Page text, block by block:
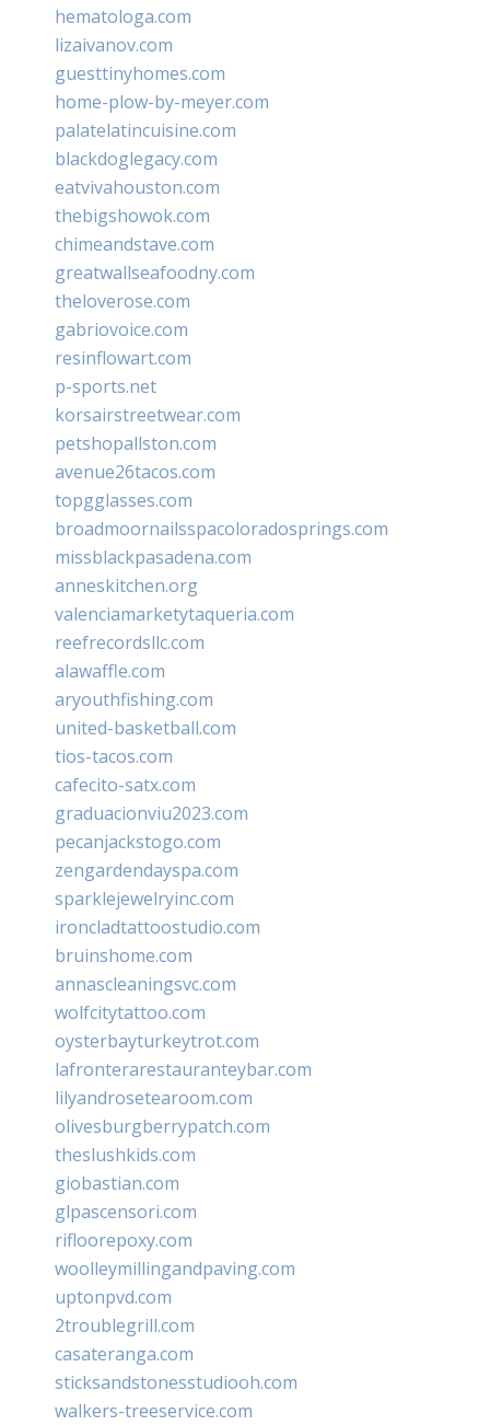
hematologa.com
lizaivanov.com
guesttinyhomes.com
home-plow-by-meyer.com
palatelatincuisine.com
blackdoglegacy.com
eatvivahouston.com
thebigshowok.com
chimeandstave.com
greatwallseafoodny.com
theloverose.com
gabriovoice.com
resinflowart.com
p-sports.net
korsairstreetwear.com
petshopallston.com
avenue26tacos.com
topgglasses.com
broadmoornailsspacoloradosprings.com
missblackpasadena.com
anneskitchen.org
valenciamarketytaqueria.com
reefrecordsllc.com
alawaffle.com
aryouthfishing.com
united-basketball.com
tios-tacos.com
cafecito-satx.com
graduacionviu2023.com
pecanjackstogo.com
zengardendayspa.com
sparklejewelryinc.com
ironcladtattoostudio.com
bruinshome.com
annascleaningsvc.com
wolfcitytattoo.com
oysterbayturkeytrot.com
lafronterarestauranteybar.com
lilyandrosetearoom.com
olivesburgberrypatch.com
theslushkids.com
giobastian.com
glpascensori.com
rifloorepoxy.com
woolleymillingandpaving.com
uptonpvd.com
2troublegrill.com
casateranga.com
sticksandstonesstudiooh.com
walkers-treeservice.com